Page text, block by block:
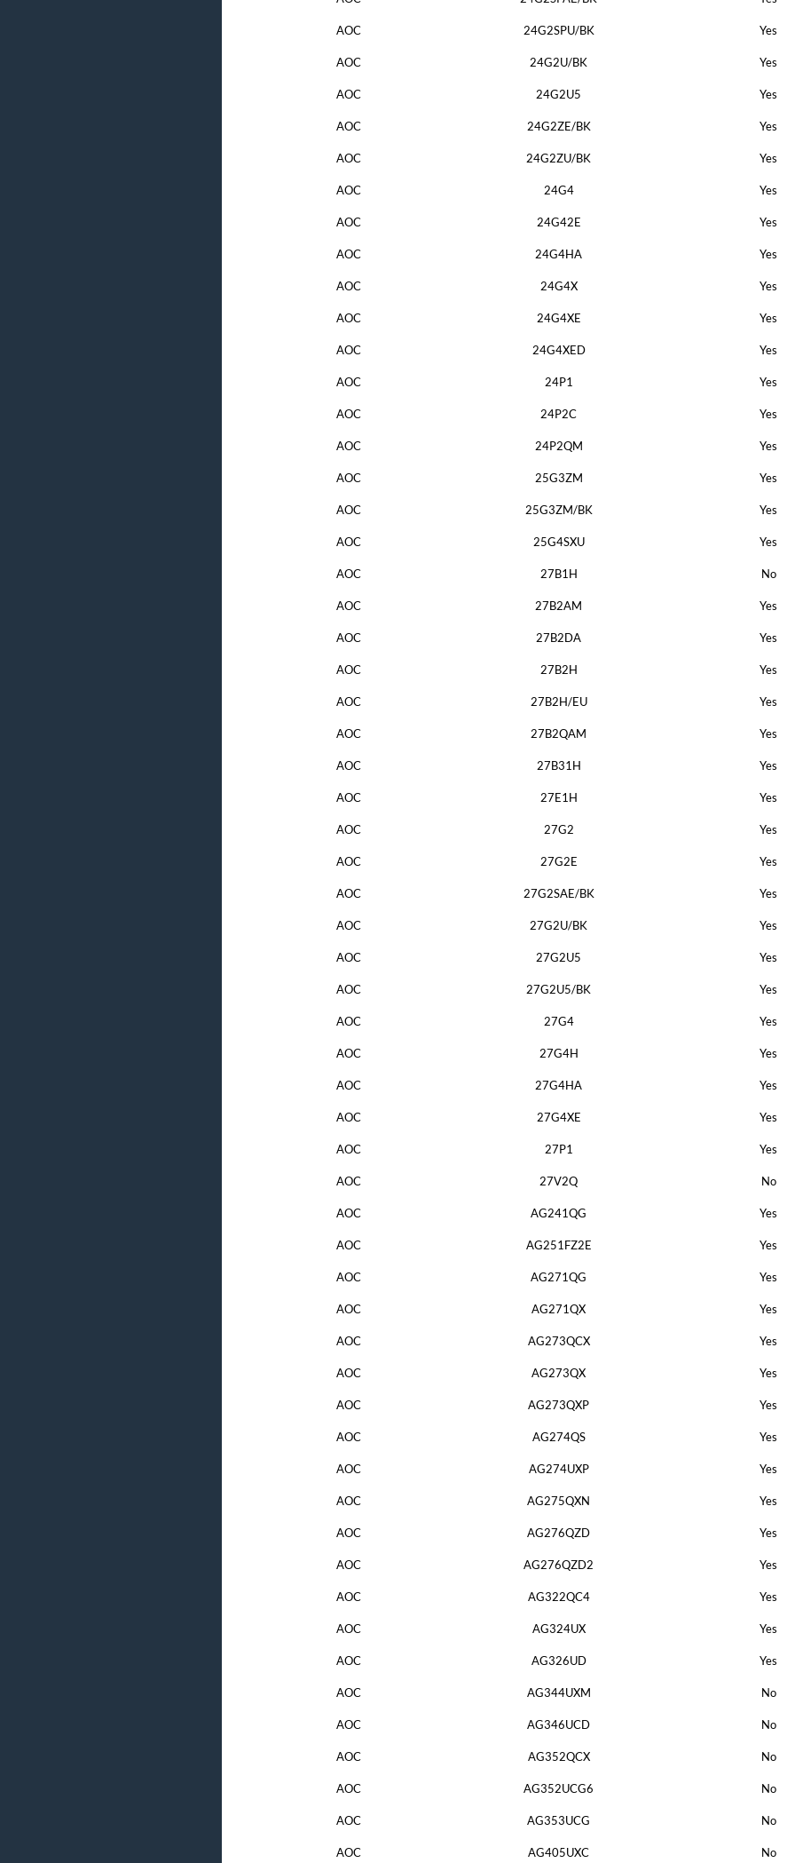
AOC 24G2SPU/BK Yes
AOC 24G2U/BK Yes
AOC 24G2U5 Yes
AOC 24G2ZE/BK Yes
AOC 24G2ZU/BK Yes
AOC 24G4 Yes
AOC 24G42E Yes
AOC 24G4HA Yes
AOC 24G4X Yes
AOC 24G4XE Yes
AOC 24G4XED Yes
AOC 24P1 Yes
AOC 24P2C Yes
AOC 24P2QM Yes
AOC 25G3ZM Yes
AOC 25G3ZM/BK Yes
AOC 25G4SXU Yes
AOC 27B1H No
AOC 27B2AM Yes
AOC 27B2DA Yes
AOC 27B2H Yes
AOC 27B2H/EU Yes
AOC 27B2QAM Yes
AOC 27B31H Yes
AOC 27E1H Yes
AOC 27G2 Yes
AOC 27G2E Yes
AOC 27G2SAE/BK Yes
AOC 27G2U/BK Yes
AOC 27G2U5 Yes
AOC 27G2U5/BK Yes
AOC 27G4 Yes
AOC 27G4H Yes
AOC 27G4HA Yes
AOC 27G4XE Yes
AOC 27P1 Yes
AOC 27V2Q No
AOC AG241QG Yes
AOC AG251FZ2E Yes
AOC AG271QG Yes
AOC AG271QX Yes
AOC AG273QCX Yes
AOC AG273QX Yes
AOC AG273QXP Yes
AOC AG274QS Yes
AOC AG274UXP Yes
AOC AG275QXN Yes
AOC AG276QZD Yes
AOC AG276QZD2 Yes
AOC AG322QC4 Yes
AOC AG324UX Yes
AOC AG326UD Yes
AOC AG344UXM No
AOC AG346UCD No
AOC AG352QCX No
AOC AG352UCG6 No
AOC AG353UCG No
AOC AG405UXC No